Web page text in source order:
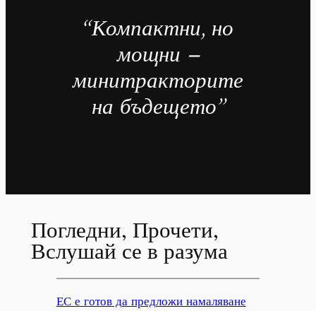
“Компактни, но
мощни –
минитракторите
на бъдещето”
Погледни, Прочети,
Вслушай се в разума
ЕС е готов да предложи намаляване